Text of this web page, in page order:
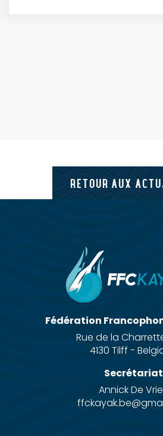
RETOUR AUX
Fédération
Rue de la
4130 Tilff -
Secrétariat
Annick De